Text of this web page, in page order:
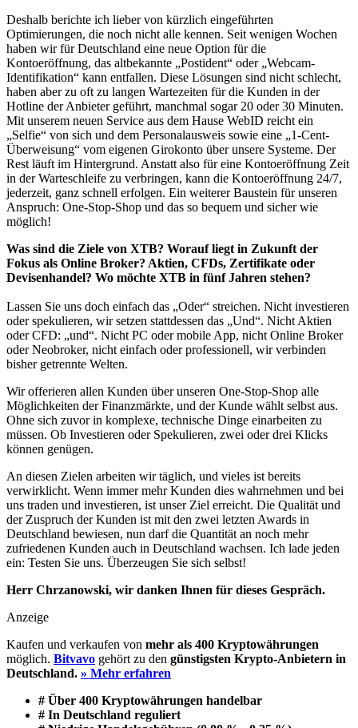
Deshalb berichte ich lieber von kürzlich eingeführten
Optimierungen, die noch nicht alle kennen. Seit wenigen Wochen
haben wir für Deutschland eine neue Option für die
Kontoeröffnung, das altbekannte „Postident“ oder „Webcam-
Identifikation“ kann entfallen. Diese Lösungen sind nicht schlecht,
haben aber zu oft zu langen Wartezeiten für die Kunden in der
Hotline der Anbieter geführt, manchmal sogar 20 oder 30 Minuten.
Mit unserem neuen Service aus dem Hause WebID reicht ein
„Selfie“ von sich und dem Personalausweis sowie eine „1-Cent-
Überweisung“ vom eigenen Girokonto über unsere Systeme. Der
Rest läuft im Hintergrund. Anstatt also für eine Kontoeröffnung Zeit
in der Warteschleife zu verbringen, kann die Kontoeröffnung 24/7,
jederzeit, ganz schnell erfolgen. Ein weiterer Baustein für unseren
Anspruch: One-Stop-Shop und das so bequem und sicher wie
möglich!
Was sind die Ziele von XTB? Worauf liegt in Zukunft der
Fokus als Online Broker? Aktien, CFDs, Zertifikate oder
Devisenhandel? Wo möchte XTB in fünf Jahren stehen?
Lassen Sie uns doch einfach das „Oder“ streichen. Nicht investieren
oder spekulieren, wir setzen stattdessen das „Und“. Nicht Aktien
oder CFD: „und“. Nicht PC oder mobile App, nicht Online Broker
oder Neobroker, nicht einfach oder professionell, wir verbinden
bisher getrennte Welten.
Wir offerieren allen Kunden über unseren One-Stop-Shop alle
Möglichkeiten der Finanzmärkte, und der Kunde wählt selbst aus.
Ohne sich zuvor in komplexe, technische Dinge einarbeiten zu
müssen. Ob Investieren oder Spekulieren, zwei oder drei Klicks
können genügen.
An diesen Zielen arbeiten wir täglich, und vieles ist bereits
verwirklicht. Wenn immer mehr Kunden dies wahrnehmen und bei
uns traden und investieren, ist unser Ziel erreicht. Die Qualität und
der Zuspruch der Kunden ist mit den zwei letzten Awards in
Deutschland bewiesen, nun darf die Quantität an noch mehr
zufriedenen Kunden auch in Deutschland wachsen. Ich lade jeden
ein: Testen Sie uns. Überzeugen Sie sich selbst!
Herr Chrzanowski, wir danken Ihnen für dieses Gespräch.
Anzeige
Kaufen und verkaufen von mehr als 400 Kryptowährungen
möglich. Bitvavo gehört zu den günstigsten Krypto-Anbietern in
Deutschland. » Mehr erfahren
# Über 400 Kryptowährungen handelbar
# In Deutschland reguliert